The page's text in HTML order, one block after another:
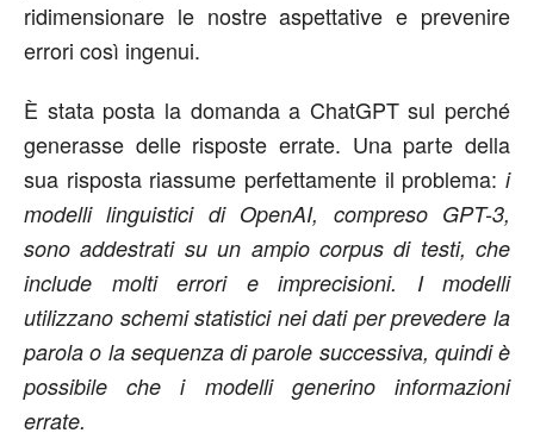
ridimensionare le nostre aspettative e prevenire
errori così ingenui.
È stata posta la domanda a ChatGPT sul perché
generasse delle risposte errate. Una parte della
sua risposta riassume perfettamente il problema: i
modelli linguistici di OpenAI, compreso GPT-3,
sono addestrati su un ampio corpus di testi, che
include molti errori e imprecisioni. I modelli
utilizzano schemi statistici nei dati per prevedere la
parola o la sequenza di parole successiva, quindi è
possibile che i modelli generino informazioni
errate.